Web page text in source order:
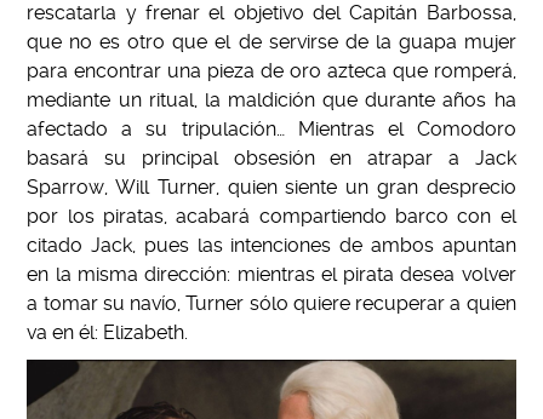
rescatarla y frenar el objetivo del Capitán Barbossa,
que no es otro que el de servirse de la guapa mujer
para encontrar una pieza de oro azteca que romperá,
mediante un ritual, la maldición que durante años ha
afectado a su tripulación… Mientras el Comodoro
basará su principal obsesión en atrapar a Jack
Sparrow, Will Turner, quien siente un gran desprecio
por los piratas, acabará compartiendo barco con el
citado Jack, pues las intenciones de ambos apuntan
en la misma dirección: mientras el pirata desea volver
a tomar su navío, Turner sólo quiere recuperar a quien
va en él: Elizabeth.